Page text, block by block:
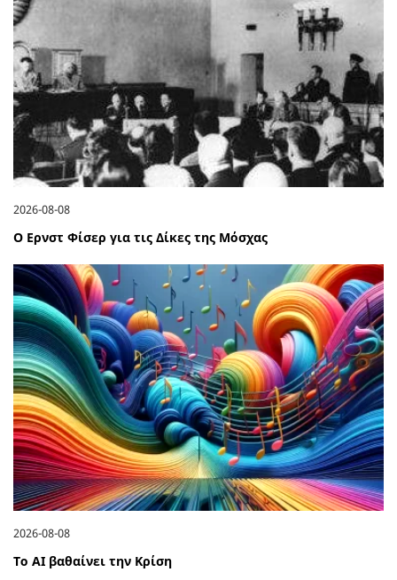
2026-08-08
Ο Ερνστ Φίσερ για τις Δίκες της Μόσχας
2026-08-08
Το ΑΙ βαθαίνει την Κρίση